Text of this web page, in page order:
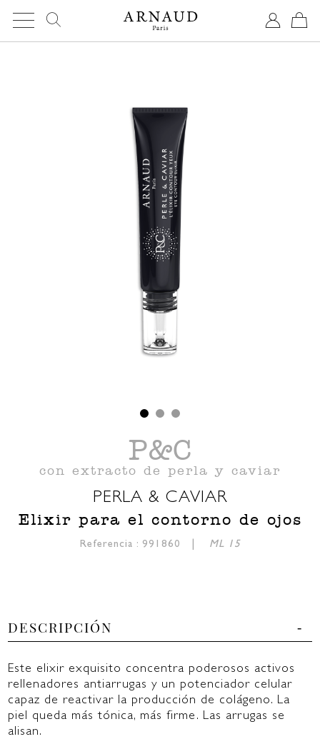
P&C
con extracto de perla y caviar
PERLA & CAVIAR
Elixir para el contorno de ojos
Referencia : 991860 | 15 ML
DESCRIPCIÓN
Este elixir exquisito concentra poderosos activos
rellenadores antiarrugas y un potenciador celular
capaz de reactivar la producción de colágeno. La
piel queda más tónica, más firme. Las arrugas se
alisan.